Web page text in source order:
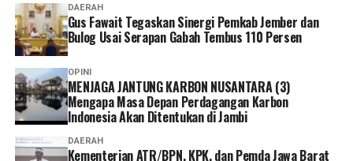
DAERAH
Gus Fawait Tegaskan Sinergi Pemkab Jember dan
Bulog Usai Serapan Gabah Tembus 110 Persen
OPINI
MENJAGA JANTUNG KARBON NUSANTARA (3)
Mengapa Masa Depan Perdagangan Karbon
Indonesia Akan Ditentukan di Jambi
DAERAH
Kementerian ATR/BPN, KPK, dan Pemda Jawa Barat